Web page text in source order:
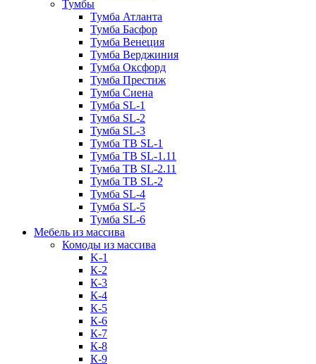
Тумбы
Тумба Атланта
Тумба Басфор
Тумба Венеция
Тумба Верджиния
Тумба Оксфорд
Тумба Престиж
Тумба Сиена
Тумба SL-1
Тумба SL-2
Тумба SL-3
Тумба ТВ SL-1
Тумба ТВ SL-1.11
Тумба ТВ SL-2.11
Тумба ТВ SL-2
Тумба SL-4
Тумба SL-5
Тумба SL-6
Мебель из массива
Комоды из массива
K-1
К-2
К-3
К-4
К-5
К-6
К-7
К-8
К-9